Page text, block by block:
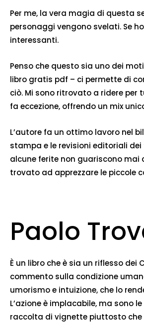
Per me, la vera magia di questa
personaggi vengono svelati. Se
interessanti.
Penso che questo sia uno dei
libro gratis pdf – ci permette di
ciò. Mi sono ritrovato a ridere
fa eccezione, offrendo un mix
L’autore fa un ottimo lavoro nel
stampa e le revisioni editoriali
alcune ferite non guariscono mai
trovato ad apprezzare le piccole
Paolo
È un libro che è sia un riflesso
commento sulla condizione
umorismo e intuizione, che lo
L’azione è implacabile, ma sono
raccolta di vignette piuttosto